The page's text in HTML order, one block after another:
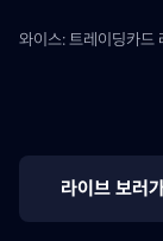
와이스: 트레이딩카
라이브 보러